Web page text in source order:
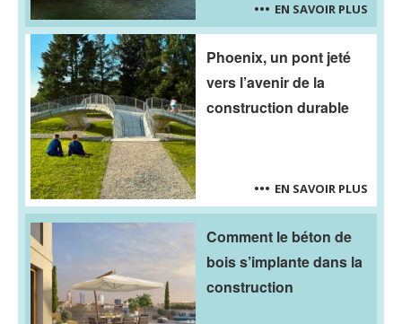
EN SAVOIR PLUS
Phoenix, un pont jeté
vers l’avenir de la
construction durable
EN SAVOIR PLUS
Comment le béton de
bois s’implante dans la
construction